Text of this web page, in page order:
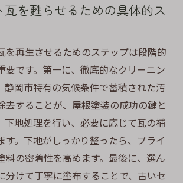
を甦らせるための具体的ス
を再生させるためのステップは段階的
要です。第一に、徹底的なクリーニン
静岡市特有の気候条件で蓄積された汚
去することが、屋根塗装の成功の鍵と
下地処理を行い、必要に応じて瓦の補
す。下地がしっかり整ったら、プライ
料の密着性を高めます。最後に、選ん
分けて丁寧に塗布することで、古いセ